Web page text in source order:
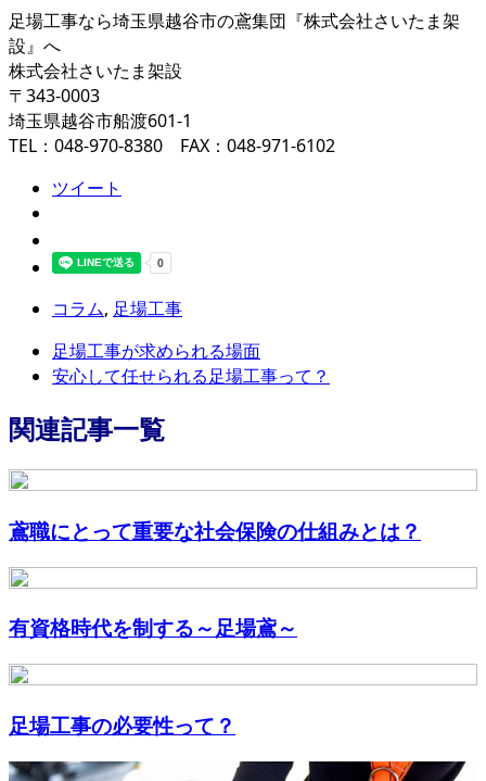
足場工事なら埼玉県越谷市の鳶集団『株式会社さいたま架
設』へ
株式会社さいたま架設
〒343-0003
埼玉県越谷市船渡601-1
TEL：048-970-8380 FAX：048-971-6102
ツイート
コラム, 足場工事
足場工事が求められる場面
安心して任せられる足場工事って？
関連記事一覧
鳶職にとって重要な社会保険の仕組みとは？
有資格時代を制する～足場鳶～
足場工事の必要性って？